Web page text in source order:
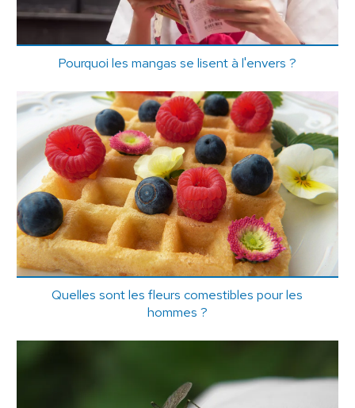
Pourquoi les mangas se lisent à l'envers ?
Quelles sont les fleurs comestibles pour les
hommes ?